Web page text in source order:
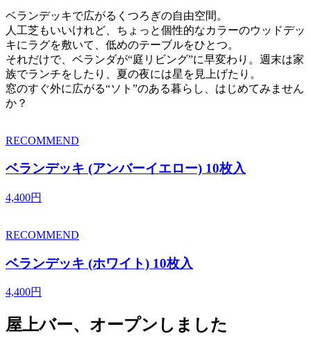
ベランデッキで広がるくつろぎの自由空間。
人工芝もいいけれど、ちょっと個性的なカラーのウッドデッ
キにラグを敷いて、低めのテーブルをひとつ。
それだけで、ベランダが“庭リビング”に早変わり。週末は家
族でランチをしたり、夏の夜には星を見上げたり。
窓のすぐ外に広がる“ソト”のある暮らし、はじめてみません
か？
RECOMMEND
ベランデッキ (アンバーイエロー) 10枚入
4,400円
RECOMMEND
ベランデッキ (ホワイト) 10枚入
4,400円
屋上バー、オープンしました